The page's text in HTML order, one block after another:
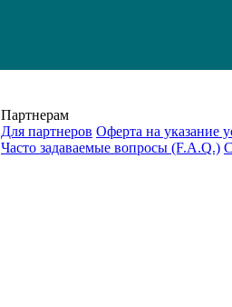
Партнерам
Для партнеров Оферта на указание
Часто задаваемые вопросы (F.A.Q.)